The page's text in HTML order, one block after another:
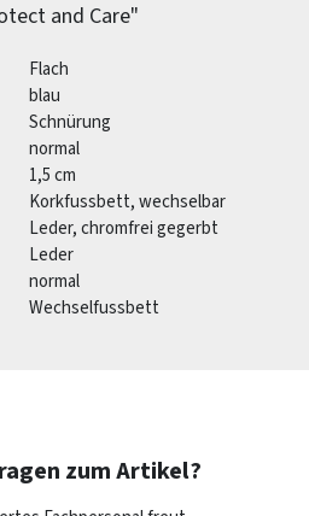
and Care"
Flach
blau
Schnürung
normal
1,5 cm
Korkfussbett, wechselbar
Leder, chromfrei gegerbt
Leder
normal
Wechselfussbett
zum Artikel?